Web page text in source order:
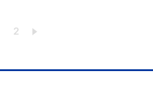
hiện thời
Trang
2